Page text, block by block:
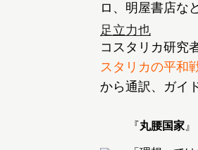
ロ、明屋書店な
足立力也
コスタリカ研究
スタリカの平和
から通訳、ガイ
『丸腰国家 』